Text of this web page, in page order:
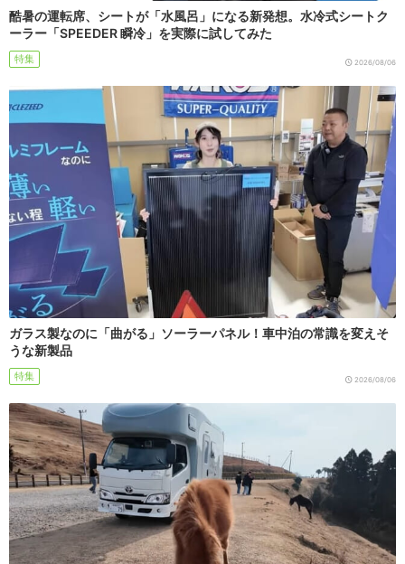
酷暑の運転席、シートが「水風呂」になる新発想。水冷式シートク
ーラー「SPEEDER 瞬冷」を実際に試してみた
特集 2026/08/06
ガラス製なのに「曲がる」ソーラーパネル！車中泊の常識を変えそ
うな新製品
特集 2026/08/06